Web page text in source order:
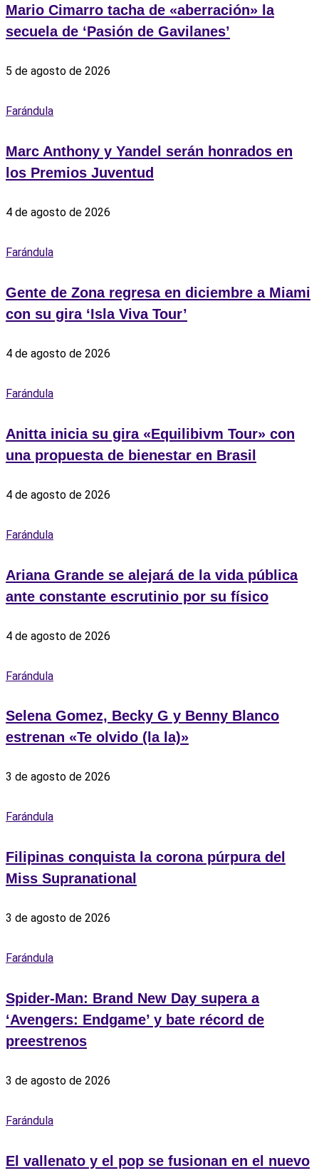
Mario Cimarro tacha de «aberración» la
secuela de ‘Pasión de Gavilanes’
5 de agosto de 2026
Farándula
Marc Anthony y Yandel serán honrados en
los Premios Juventud
4 de agosto de 2026
Farándula
Gente de Zona regresa en diciembre a Miami
con su gira ‘Isla Viva Tour’
4 de agosto de 2026
Farándula
Anitta inicia su gira «Equilibivm Tour» con
una propuesta de bienestar en Brasil
4 de agosto de 2026
Farándula
Ariana Grande se alejará de la vida pública
ante constante escrutinio por su físico
4 de agosto de 2026
Farándula
Selena Gomez, Becky G y Benny Blanco
estrenan «Te olvido (la la)»
3 de agosto de 2026
Farándula
Filipinas conquista la corona púrpura del
Miss Supranational
3 de agosto de 2026
Farándula
Spider-Man: Brand New Day supera a
‘Avengers: Endgame’ y bate récord de
preestrenos
3 de agosto de 2026
Farándula
El vallenato y el pop se fusionan en el nuevo